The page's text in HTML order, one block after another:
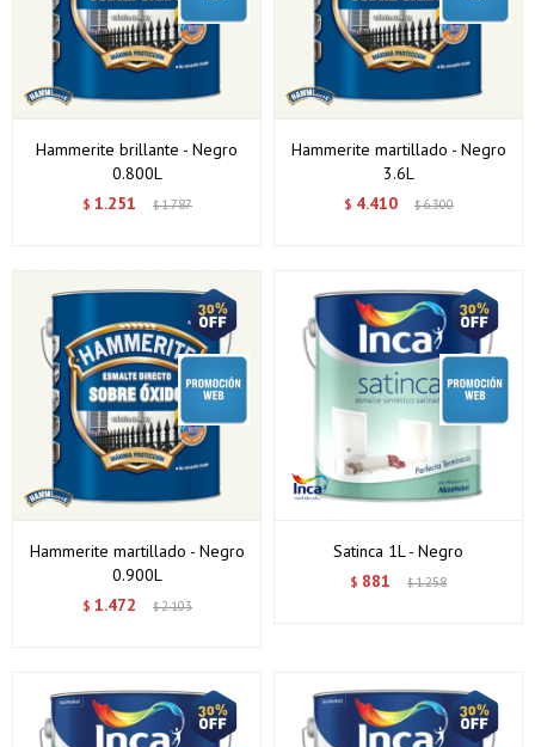
Hammerite brillante - Negro
0.800L
$ 1.251 $1.787
Hammerite martillado - Negro
3.6L
$ 4.410 $6.300
Hammerite martillado - Negro
0.900L
$ 1.472 $2.103
Satinca 1L - Negro
$ 881 $1.258